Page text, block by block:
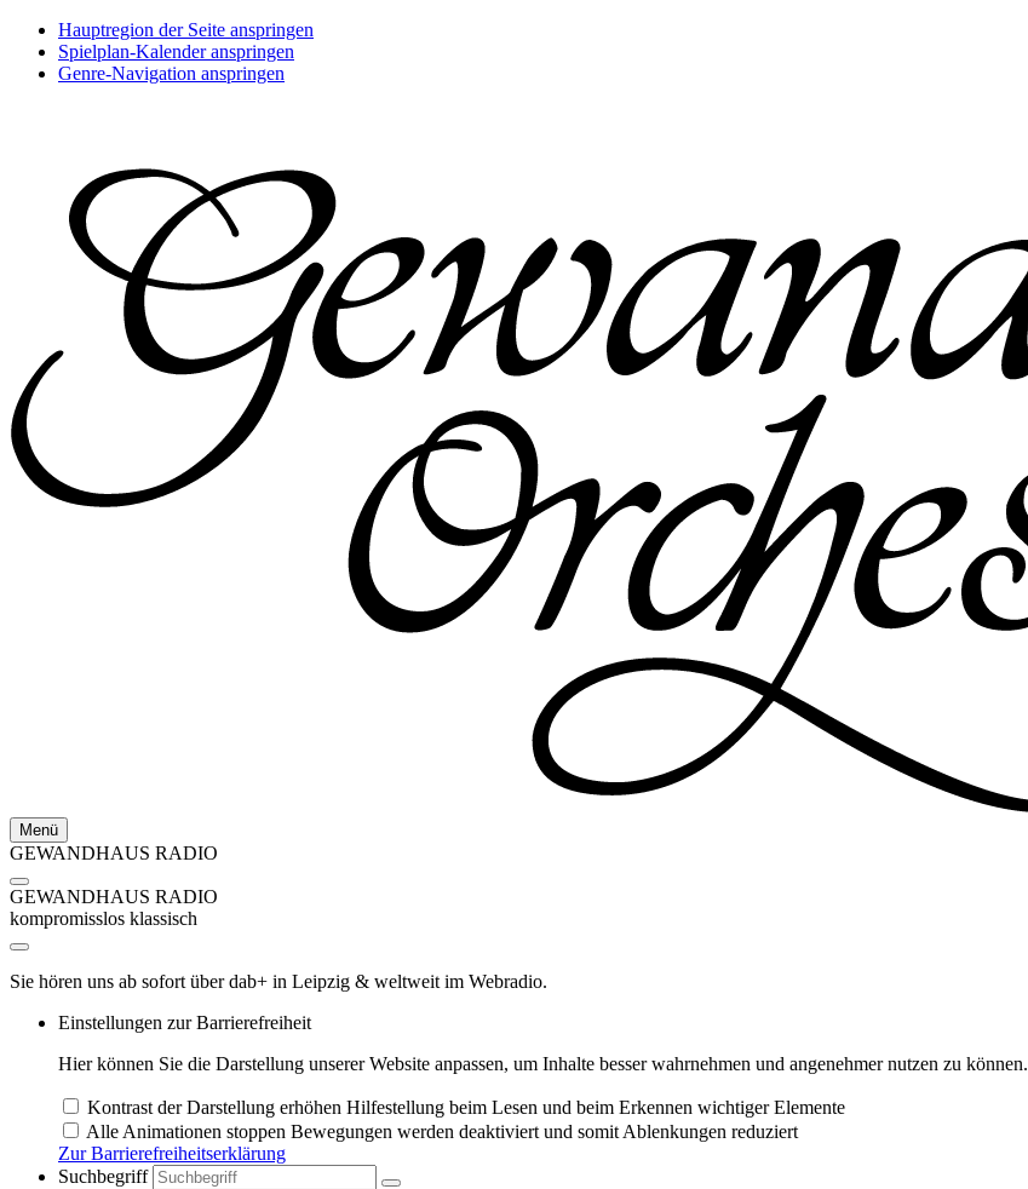
Hauptregion der Seite anspringen
Spielplan-Kalender anspringen
Genre-Navigation anspringen
Menü
GEWANDHAUS RADIO
GEWANDHAUS RADIO
kompromisslos klassisch
Sie hören uns ab sofort über dab+ in Leipzig & weltweit im Webradio.
Einstellungen zur Barrierefreiheit
Hier können Sie die Darstellung unserer Website anpassen, um Inhalte besser wahrnehmen und angenehmer nutzen zu können.
Kontrast der Darstellung erhöhen Hilfestellung beim Lesen und beim Erkennen wichtiger Elemente
Alle Animationen stoppen Bewegungen werden deaktiviert und somit Ablenkungen reduziert
Zur Barrierefreiheitserklärung
Suchbegriff